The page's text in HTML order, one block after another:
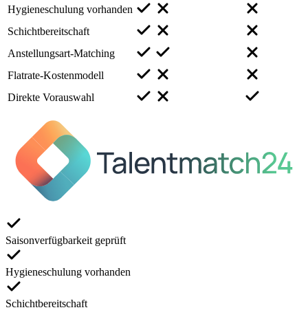
Hygieneschulung vorhanden
Schichtbereitschaft
Anstellungsart-Matching
Flatrate-Kostenmodell
Direkte Vorauswahl
Saisonverfügbarkeit geprüft
Hygieneschulung vorhanden
Schichtbereitschaft